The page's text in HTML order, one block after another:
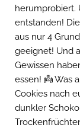
herumprobiert.
entstanden!
aus nur 4
geeignet! Und
Gewissen
essen! 👼 Was
Cookies nach
dunkler